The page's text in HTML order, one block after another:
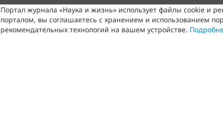
Портал журнала «Наука и жизнь» использует файлы cookie и
порталом, вы соглашаетесь с хранением и использованием
рекомендательных технологий на вашем устройстве.